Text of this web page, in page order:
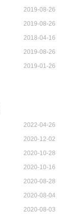
2019-08-26
2019-08-26
2018-04-16
2019-08-26
2019-01-26
2022-04-26
2020-12-02
2020-10-28
2020-10-16
2020-08-28
2020-08-04
2020-08-03